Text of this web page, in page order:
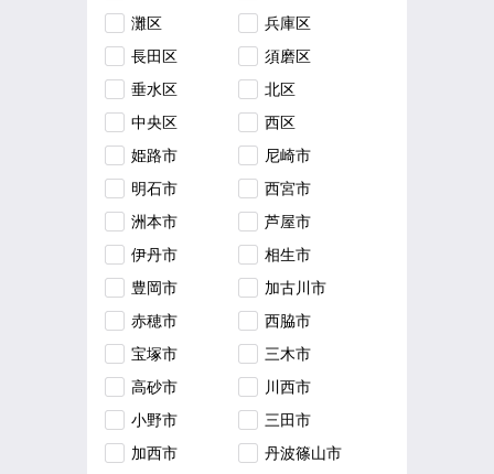
灘区
兵庫区
長田区
須磨区
垂水区
北区
中央区
西区
姫路市
尼崎市
明石市
西宮市
洲本市
芦屋市
伊丹市
相生市
豊岡市
加古川市
赤穂市
西脇市
宝塚市
三木市
高砂市
川西市
小野市
三田市
加西市
丹波篠山市